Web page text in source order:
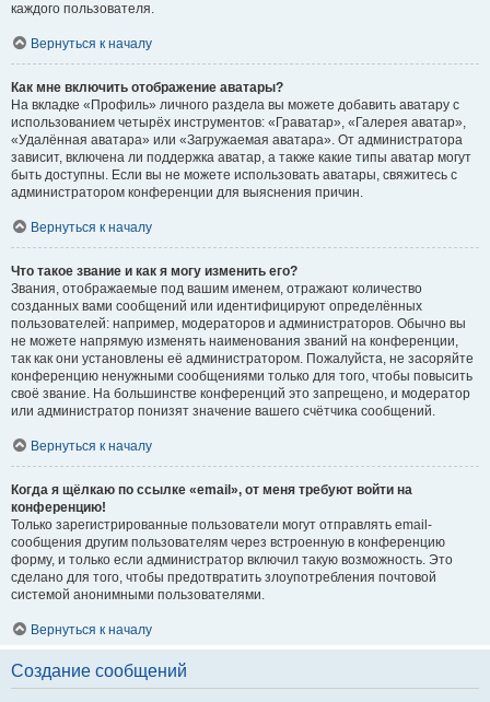
каждого пользователя.
Вернуться к началу
Как мне включить отображение аватары?
На вкладке «Профиль» личного раздела вы можете добавить аватару с
использованием четырёх инструментов: «Граватар», «Галерея аватар»,
«Удалённая аватара» или «Загружаемая аватара». От администратора
зависит, включена ли поддержка аватар, а также какие типы аватар могут
быть доступны. Если вы не можете использовать аватары, свяжитесь с
администратором конференции для выяснения причин.
Вернуться к началу
Что такое звание и как я могу изменить его?
Звания, отображаемые под вашим именем, отражают количество
созданных вами сообщений или идентифицируют определённых
пользователей: например, модераторов и администраторов. Обычно вы
не можете напрямую изменять наименования званий на конференции,
так как они установлены её администратором. Пожалуйста, не засоряйте
конференцию ненужными сообщениями только для того, чтобы повысить
своё звание. На большинстве конференций это запрещено, и модератор
или администратор понизят значение вашего счётчика сообщений.
Вернуться к началу
Когда я щёлкаю по ссылке «email», от меня требуют войти на
конференцию!
Только зарегистрированные пользователи могут отправлять email-
сообщения другим пользователям через встроенную в конференцию
форму, и только если администратор включил такую возможность. Это
сделано для того, чтобы предотвратить злоупотребления почтовой
системой анонимными пользователями.
Вернуться к началу
Создание сообщений